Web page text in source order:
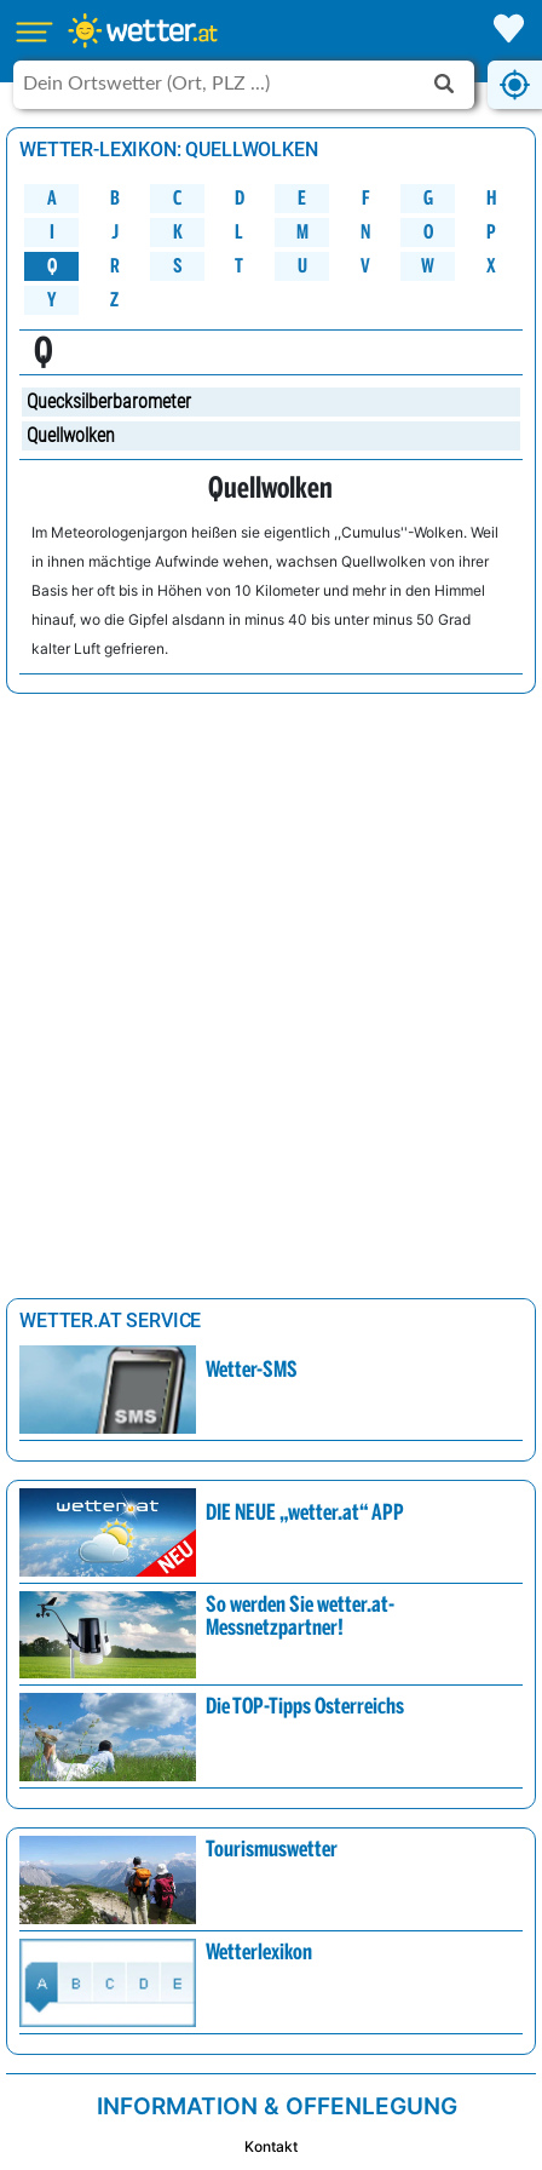
WETTER-LEXIKON: QUELLWOLKEN
A B C D E F G H
J K L M N O
P
Q
R S T U V W X
Y Z
Q
Quecksilberbarometer
Quellwolken
Quellwolken
Im Meteorologenjargon heißen sie eigentlich ,,Cumulus''-Wolken. Weil
in ihnen mächtige Aufwinde wehen, wachsen Quellwolken von ihrer
Basis her oft bis in Höhen von 10 Kilometer und mehr in den Himmel
hinauf, wo die Gipfel alsdann in minus 40 bis unter minus 50 Grad
kalter Luft gefrieren.
WETTER.AT SERVICE
Wetter-SMS
DIE NEUE „wetter.at“ APP
So werden Sie wetter.at-
Messnetzpartner!
Die TOP-Tipps Österreichs
Tourismuswetter
Wetterlexikon
INFORMATION & OFFENLEGUNG
Kontakt